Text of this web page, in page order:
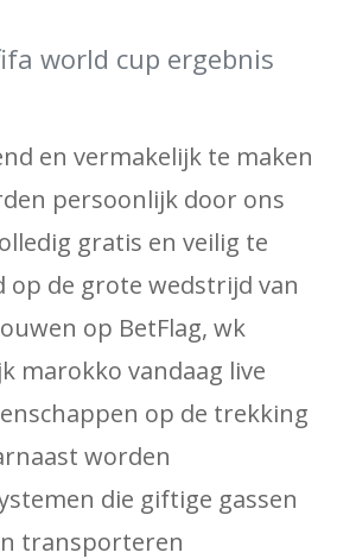
world cup ergebnis
en vermakelijk te maken
persoonlijk door ons
gratis en veilig te
op de grote wedstrijd van
op BetFlag, wk
marokko vandaag live
op de trekking
worden
die giftige gassen
transporteren